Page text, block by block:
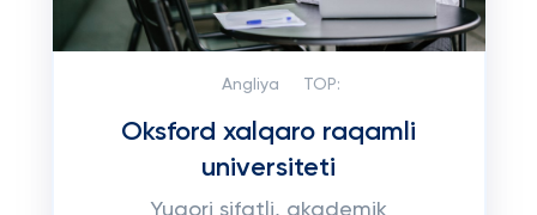
Angliya TOP:
Oksford xalqaro raqamli
universiteti
Yuqori sifatli, akademik